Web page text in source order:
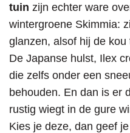
tuin zijn echter ware
wintergroene Skimmia:
glanzen, alsof hij de
De Japanse hulst, Ilex
die zelfs onder een
behouden. En dan is er
rustig wiegt in de gure
Kies je deze, dan geef